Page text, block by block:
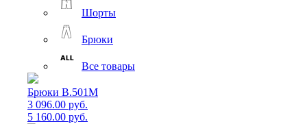
Шорты
Брюки
Все товары
Брюки B.501M
3 096.00 руб.
5 160.00 руб.